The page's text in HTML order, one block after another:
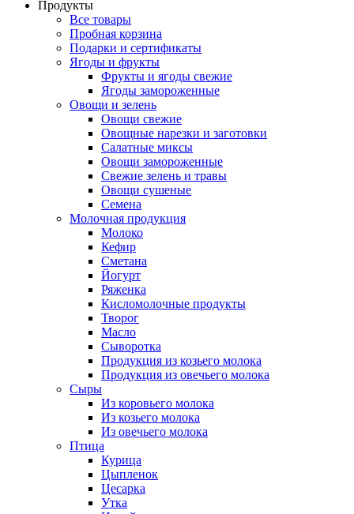
0.00руб
Продукты
Все товары
Пробная корзина
Подарки и сертификаты
Ягоды и фрукты
Фрукты и ягоды свежие
Ягоды замороженные
Овощи и зелень
Овощи свежие
Овощные нарезки и заготовки
Салатные миксы
Овощи замороженные
Свежие зелень и травы
Овощи сушеные
Семена
Молочная продукция
Молоко
Кефир
Сметана
Йогурт
Ряженка
Кисломолочные продукты
Творог
Масло
Сыворотка
Продукция из козьего молока
Продукция из овечьего молока
Сыры
Из коровьего молока
Из козьего молока
Из овечьего молока
Птица
Курица
Цыпленок
Цесарка
Утка